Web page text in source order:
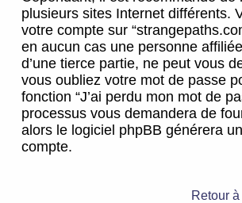
plusieurs sites Internet différents.
votre compte sur
en aucun cas une personne
d’une tierce partie, ne peut vous
vous oubliez votre mot de passe
fonction “J’ai perdu mon mot de
processus vous demandera de
alors le logiciel phpBB générera
compte.
Retour